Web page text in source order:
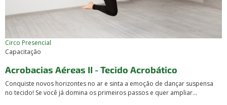
Circo Presencial
Capacitação
Acrobacias Aéreas II - Tecido Acrobático
Conquiste novos horizontes no ar e sinta a emoção de dançar suspensa
no tecido! Se você já domina os primeiros passos e quer ampliar...